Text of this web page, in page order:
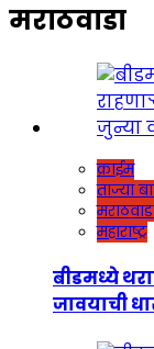
मराठवाडा
क्राईम
ताज्या
महाराष्ट्र
बीडमध्ये
जावयाची